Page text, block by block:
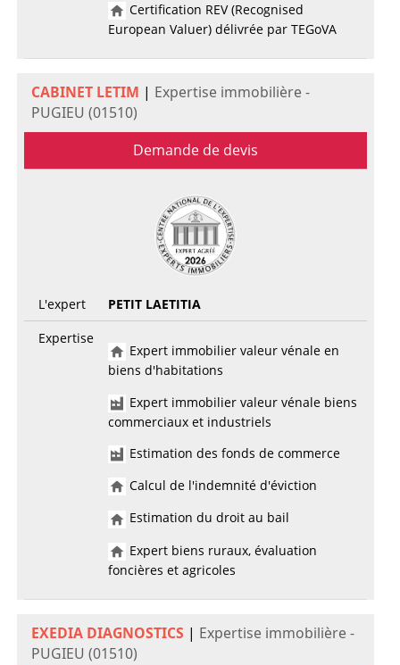
Certification REV (Recognised
European Valuer) délivrée par TEGoVA
CABINET LETIM | Expertise immobilière -
PUGIEU (01510)
Demande de devis
L'expert
PETIT LAETITIA
Expertise
Expert immobilier valeur vénale en
biens d'habitations
Expert immobilier valeur vénale biens
commerciaux et industriels
Estimation des fonds de commerce
Calcul de l'indemnité d'éviction
Estimation du droit au bail
Expert biens ruraux, évaluation
foncières et agricoles
EXEDIA DIAGNOSTICS | Expertise immobilière -
PUGIEU (01510)